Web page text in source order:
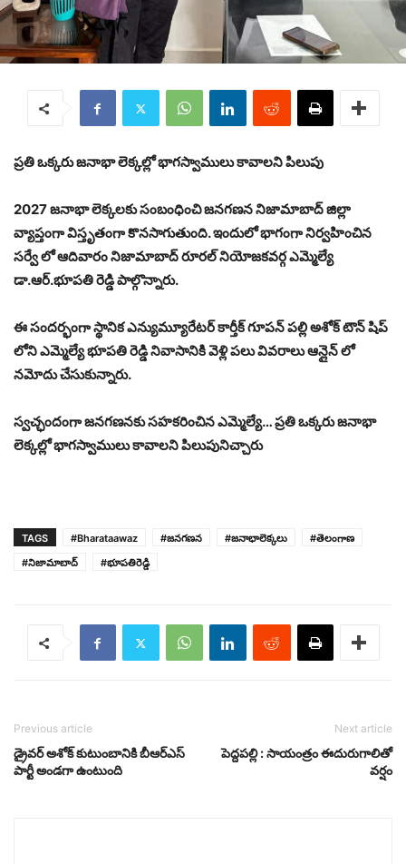
ప్రతి ఒక్కరు జనాభా లెక్కల్లో భాగస్వాములు కావాలని పిలుపు
2027 జనాభా లెక్కలకు సంబంధించి జనగణన నిజామాబాద్ జిల్లా
వ్యాప్తంగా విస్తృతంగా కొనసాగుతుంది. ఇందులో భాగంగా నిర్వహించిన
సర్వే లో ఆదివారం నిజామాబాద్ రూరల్ నియోజకవర్గ ఎమ్మెల్యే
డా.ఆర్.భూపతి రెడ్డి పాల్గొన్నారు.
ఈ సందర్భంగా స్థానిక ఎన్యుమ్యూరేటర్ కార్తీక్ గూపన్ పల్లి అశోక్ టౌన్ షిప్
లోని ఎమ్మెల్యే భూపతి రెడ్డి నివాసానికి వెళ్లి పలు వివరాలు ఆన్లైన్ లో
నమోదు చేసుకున్నారు.
స్వచ్ఛందంగా జనగణనకు సహకరించిన ఎమ్మెల్యే… ప్రతి ఒక్కరు జనాభా
లెక్కల్లో భాగస్వాములు కావాలని పిలుపునిచ్చారు
TAGS #Bharataawaz #జనగణన #జనాభాలెక్కలు
#తెలంగాణ
#నిజామాబాద్
#భూపతిరెడ్డి
Previous article
డ్రైవర్ అశోక్ కుటుంబానికి బీఆర్ఎస్
పార్టీ అండగా ఉంటుంది
Next article
పెద్దపల్లి : సాయంత్రం ఈదురుగాలితో
వర్షం